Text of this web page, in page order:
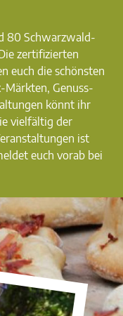
80 Schwarzwald-
zertifizierten
euch die schönsten
Märkten, Genuss-
könnt ihr
vielfältig der
ist
euch vorab bei